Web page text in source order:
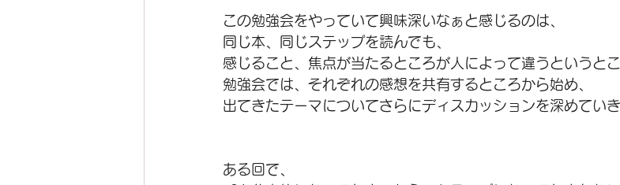
この勉強会をやっていて興味深いなぁと感じるのは、
同じ本、同じステップを読んでも、
感じること、焦点が当たるところが人によって違うというとこ
勉強会では、それぞれの感想を共有するところから始め、
出てきたテーマについてさらにディスカッションを深めていき
ある回で、